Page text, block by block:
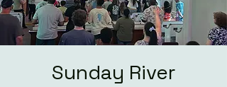
Sunday River